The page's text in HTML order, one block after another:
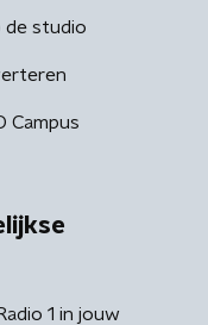
de studio
Campus
1 in jouw